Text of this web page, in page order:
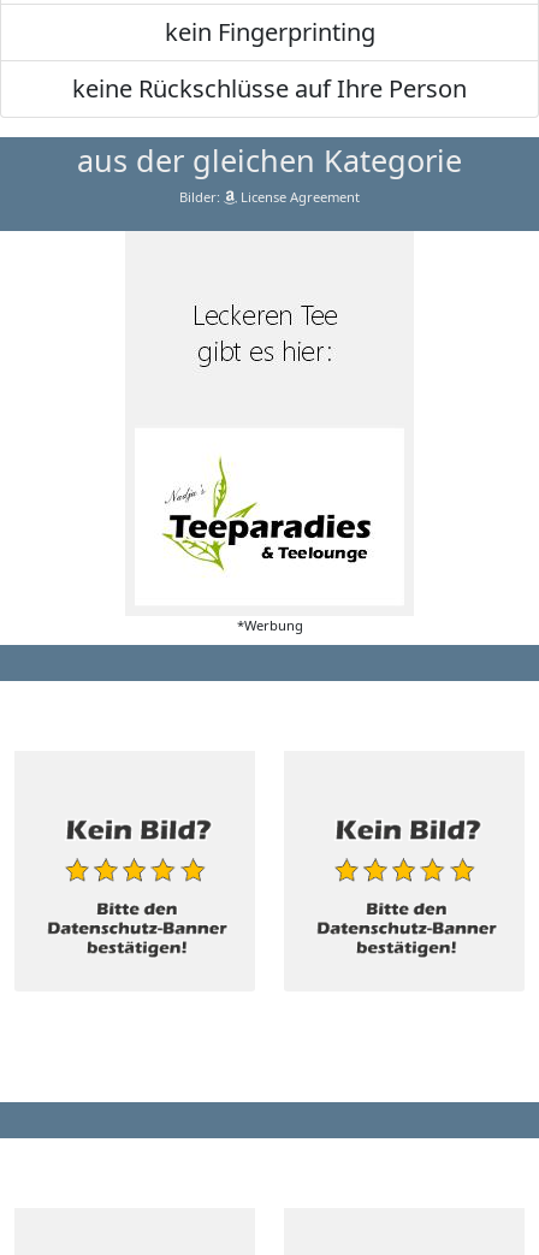
kein Fingerprinting
keine Rückschlüsse auf Ihre Person
aus der gleichen Kategorie
Bilder: License Agreement
*Werbung